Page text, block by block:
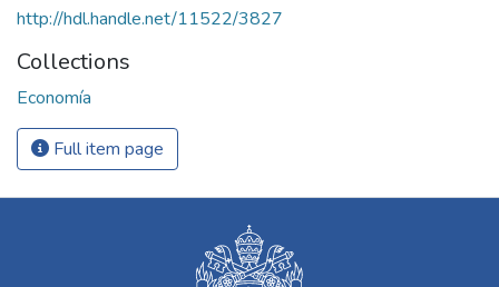
http://hdl.handle.net/11522/3827
Collections
Economía
Full item page